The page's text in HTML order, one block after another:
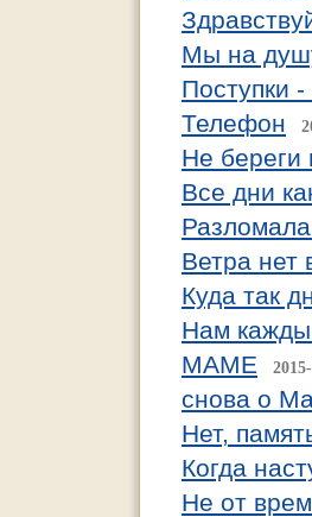
Мы на
Поступки
Телефон
Не береги
Все дни
Ветра нет
Куда так
Нам
МАМЕ
снова о
Нет,
Когда
Не от